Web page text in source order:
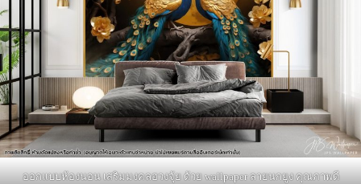
ออกแบบห้องนอน เสริมมงคลฮวงจุ้ย ด้วย wallpaper ลายนกยูง คุณภาพดี